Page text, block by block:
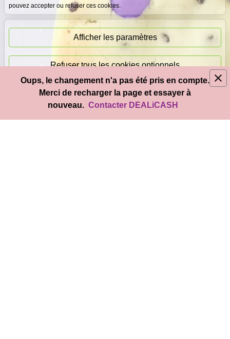
pouvez accepter ou refuser ces cookies.
Afficher les paramètres
Refuser tous les cookies optionnels
Accepter tous les cookies
Paiement
immédiat
© 2026 DEALiCASH- Tous droits réservés
Oups, le changement n'a pas été pris en compte.
Merci de recharger la page et essayer à
nouveau. Contacter DEALiCASH